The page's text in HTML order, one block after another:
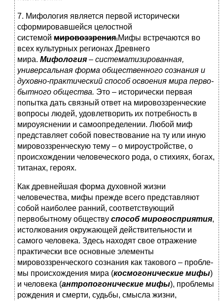
7. Мифология является первой исторически
сформировавшейся целостной
системой мировоззрения.Мифы встречаются во
всех культурных регионах Древнего
мира. Мифология – систематизированная,
универсальная форма общественного сознания и
духовно-практический способ освоения мира перво­
бытного общества. Это – исторически первая
попытка дать связный ответ на мировоззренческие
вопросы людей, удовлет­ворить их потребность в
мироуяснении и самоопределении. Любой миф
представляет собой повествование на ту или иную
миро­воззренческую тему – о мироустройстве, о
происхождении че­ловеческого рода, о стихиях, богах,
титанах, героях.
Как древнейшая форма духовной жизни
человечества, мифы прежде всего представляют
собой наиболее ранний, соответ­ствующий
первобытному обществу способ мировосприятия,
ис­толкования окружающей действительности и
самого человека. Здесь находят свое отражение
практически все основные эле­менты
мировоззренческого сознания как такового – пробле­
мы происхождения мира (космогонические мифы)
и человека (антропогонические мифы), проблемы
рождения и смерти, судь­бы, смысла жизни,